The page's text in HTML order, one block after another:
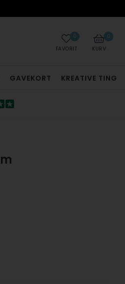
0
KURV
0
FAVORIT
GAVEKORT KREATIVE TING